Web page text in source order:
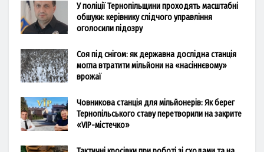
У поліції Тернопільщини проходять масштабні
обшуки: керівнику слідчого управління
оголосили підозру
Соя під снігом: як державна дослідна станція
могла втратити мільйони на «насіннєвому»
врожаї
Човникова станція для мільйонерів: Як берег
Тернопільського ставу перетворили на закрите
«VIP-містечко»